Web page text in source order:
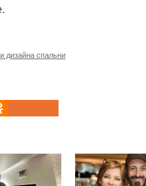
дизайна спальни